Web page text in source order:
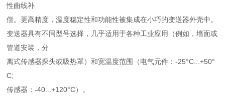
性曲线补
偿。更高精度，温度稳定性和功能性被集成在小巧的变送器外壳中。
变送器具有不同型号选择，几乎适用于各种工业应用（例如，墙面或
管道安装，分
离式传感器探头或吸热罩）和宽温度范围（电气元件：-25°C...+50°
C;
传感器：-40...+120°C）。